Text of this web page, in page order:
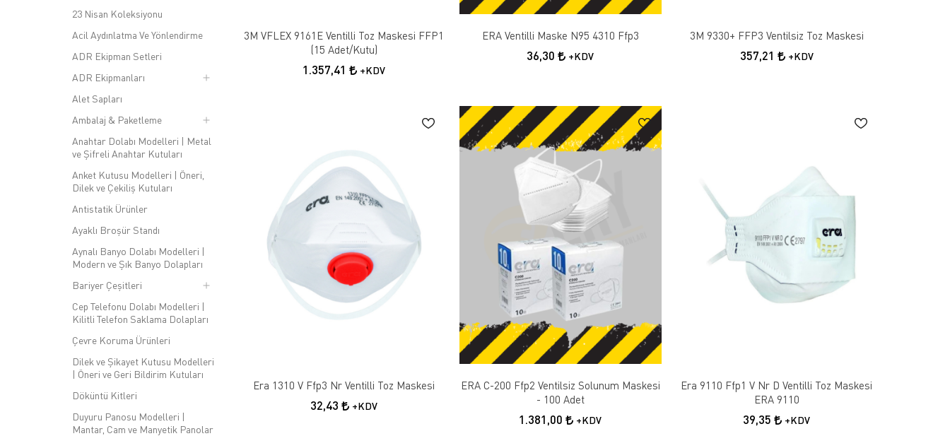
23 Nisan Koleksiyonu
Acil Aydınlatma Ve Yönlendirme
ADR Ekipman Setleri
ADR Ekipmanları
Alet Sapları
Ambalaj & Paketleme
Anahtar Dolabı Modelleri | Metal
ve Şifreli Anahtar Kutuları
Anket Kutusu Modelleri | Öneri,
Dilek ve Çekiliş Kutuları
Antistatik Ürünler
Ayaklı Broşür Standı
Aynalı Banyo Dolabı Modelleri |
Modern ve Şık Banyo Dolapları
Bariyer Çeşitleri
Cep Telefonu Dolabı Modelleri |
Kilitli Telefon Saklama Dolapları
Çevre Koruma Ürünleri
Dilek ve Şikayet Kutusu Modelleri
| Öneri ve Geri Bildirim Kutuları
Döküntü Kitleri
Duyuru Panosu Modelleri |
Mantar, Cam ve Manyetik Panolar
3M VFLEX 9161E Ventilli Toz Maskesi FFP1
(15 Adet/Kutu)
1.357,41 +KDV
ERA Ventilli Maske N95 4310 Ffp3
36,30 +KDV
3M 9330+ FFP3 Ventilsiz Toz Maskesi
357,21 +KDV
Era 1310 V Ffp3 Nr Ventilli Toz Maskesi
32,43 +KDV
ERA C-200 Ffp2 Ventilsiz Solunum Maskesi
- 100 Adet
1.381,00 +KDV
Era 9110 Ffp1 V Nr D Ventilli Toz Maskesi
ERA 9110
39,35 +KDV